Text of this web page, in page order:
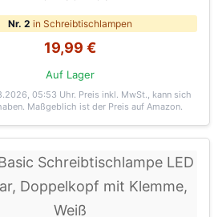
Nr. 2 in Schreibtischlampen
19,99 €
Auf Lager
05:53 Uhr. Preis inkl. MwSt., kann sich
Maßgeblich ist der Preis auf Amazon.